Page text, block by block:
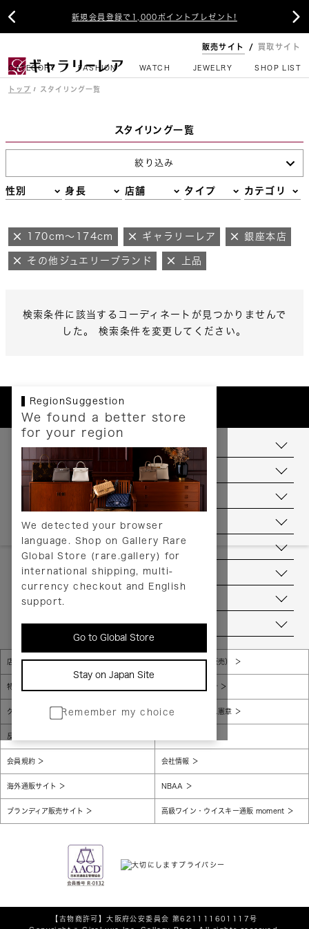
新規会員登録で1,000ポイントプレゼント!
 
販売サイト 買取サイト
CATEGORY FASHION WATCH JEWELRY SHOP LIST
トップ スタイリング一覧
スタイリング一覧
絞り込み
性別 身長 店舗 タイプ カテゴリ
170cm～174cm ギャラリーレア 銀座本店
その他ジュエリーブランド 上品
検索条件に該当するコーディネートが見つかりませんで
した。 検索条件を変更してください。
RegionSuggestion
We found a better store
for your region
We detected your browser
language. Shop on Gallery Rare
Global Store (rare.gallery) for
international shipping, multi-
currency checkout and English
support.
Go to Global Store
Stay on Japan Site
Remember my choice
お支払いについて
配送について
送料について
返品について
ヘルプ
お問い合わせ
当店について
店舗一覧 販売規約（店頭販売）
特定商取引法に基づく表示 個人情報保護方針
グローバルプライバシーポリシー コンプライアンス憲章
反社会的勢力に対する基本方針
会員規約 会社情報
海外通販サイト NBAA
ブランディア販売サイト 高級ワイン・ウイスキー通販 moment
【古物商許可】大阪府公安委員会 第621111601117号